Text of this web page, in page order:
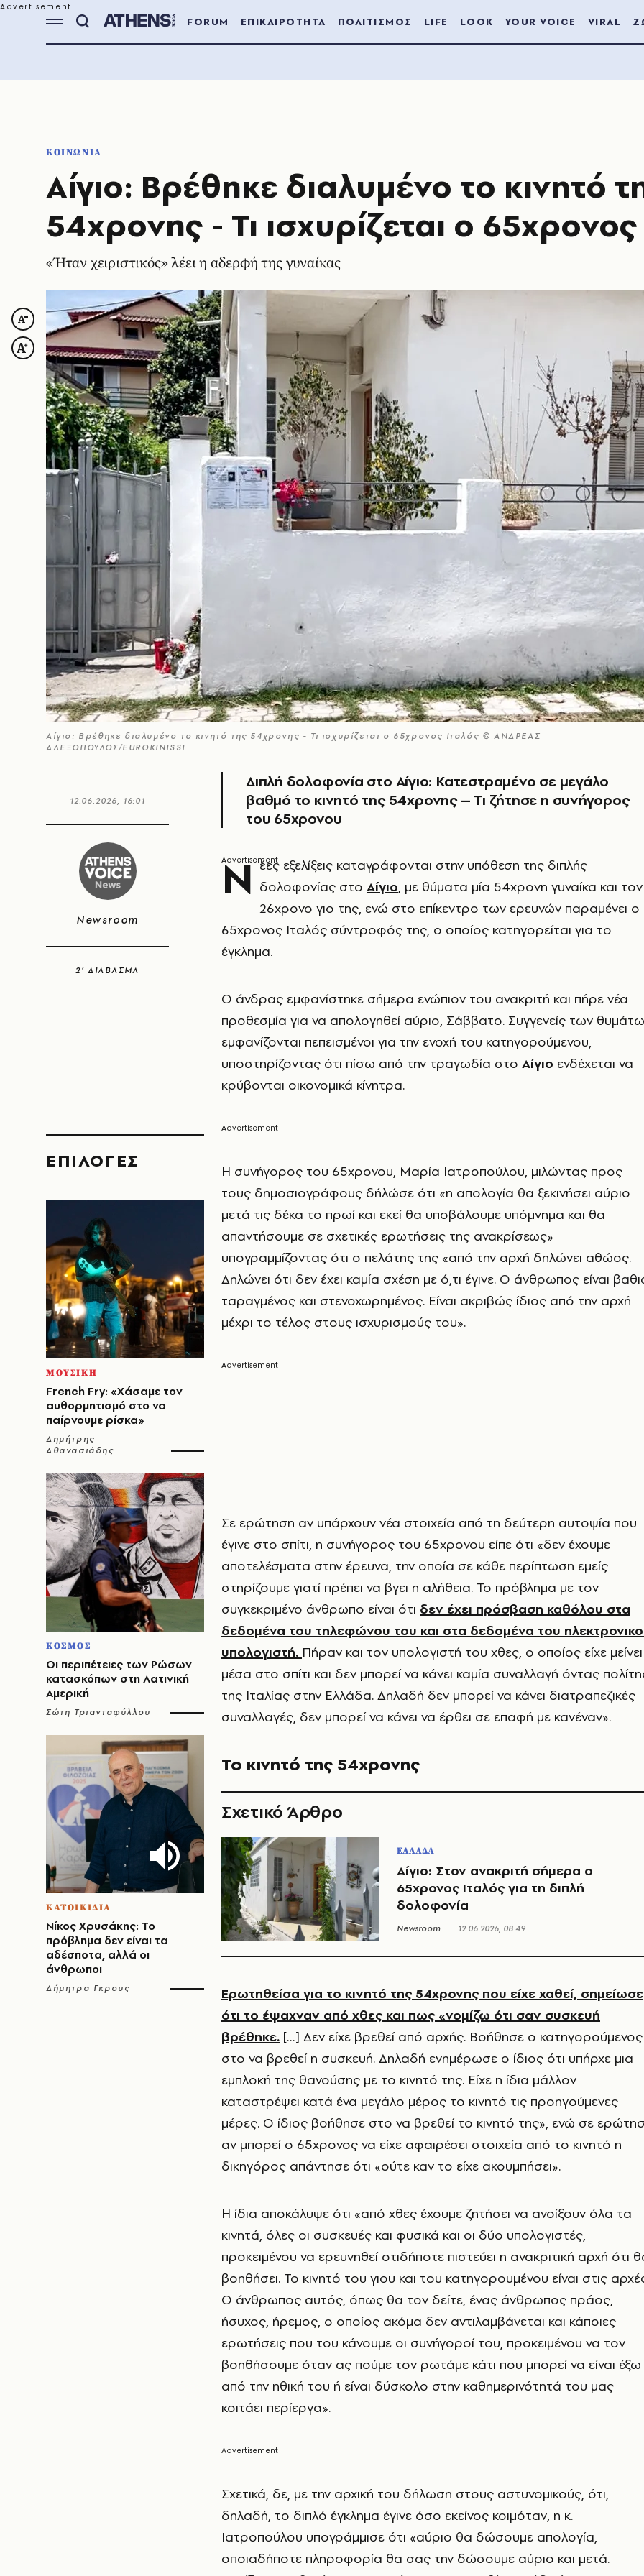
FORUM ΕΠΙΚΑΙΡΟΤΗΤΑ ΠΟΛΙΤΙΣΜΟΣ LIFE LOOK YOUR VOICE VIRAL
ΚΟΙΝΩΝΙΑ
Αίγιο: Βρέθηκε διαλυμένο το κινητό
54χρονης - Τι ισχυρίζεται ο 65χρονος
«Ήταν χειριστικός» λέει η αδερφή της γυναίκας
Αίγιο: Βρέθηκε διαλυμένο το κινητό της 54χρονης - Τι ισχυρίζεται ο 65χρονος Ιταλός © ΑΝΔΡΕΑΣ
ΑΛΕΞΟΠΟΥΛΟΣ/EUROKINISSI
12.06.2026, 16:01
Newsroom
2’ ΔΙΑΒΑΣΜΑ
EΠΙΛΟΓΈΣ
ΜΟΥΣΙΚΗ
French Fry: «Χάσαμε τον
αυθορμητισμό στο να
παίρνουμε ρίσκα»
Δημήτρης
Αθανασιάδης
ΚΟΣΜΟΣ
Οι περιπέτειες των Ρώσων
κατασκόπων στη Λατινική
Αμερική
Σώτη Τριανταφύλλου
ΚΑΤΟΙΚΙΔΙΑ
Νίκος Χρυσάκης: Το
πρόβλημα δεν είναι τα
αδέσποτα, αλλά οι
άνθρωποι
Δήμητρα Γκρους
Διπλή δολοφονία στο Αίγιο: Κατεστραμένο σε μεγάλο
βαθμό το κινητό της 54χρονης – Τι ζήτησε η συνήγορος
του 65χρονου
Ν έες εξελίξεις καταγράφονται στην υπόθεση της διπλής
δολοφονίας στο Αίγιο, με θύματα μία 54χρονη γυναίκα και τον
26χρονο γιο της, ενώ στο επίκεντρο των ερευνών παραμένει ο
65χρονος Ιταλός σύντροφός της, ο οποίος κατηγορείται για το
έγκλημα.
Ο άνδρας εμφανίστηκε σήμερα ενώπιον του ανακριτή και πήρε νέα
προθεσμία για να απολογηθεί αύριο, Σάββατο. Συγγενείς των
εμφανίζονται πεπεισμένοι για την ενοχή του κατηγορούμενου,
υποστηρίζοντας ότι πίσω από την τραγωδία στο Αίγιο ενδέχεται να
κρύβονται οικονομικά κίνητρα.
Η συνήγορος του 65χρονου, Μαρία Ιατροπούλου, μιλώντας προς
τους δημοσιογράφους δήλώσε ότι «η απολογία θα ξεκινήσει αύριο
μετά τις δέκα το πρωί και εκεί θα υποβάλουμε υπόμνημα και θα
απαντήσουμε σε σχετικές ερωτήσεις της ανακρίσεως»
υπογραμμίζοντας ότι ο πελάτης της «από την αρχή δηλώνει αθώος.
Δηλώνει ότι δεν έχει καμία σχέση με ό,τι έγινε. Ο άνθρωπος είναι
ταραγμένος και στενοχωρημένος. Είναι ακριβώς ίδιος από την αρχή
μέχρι το τέλος στους ισχυρισμούς του».
Σε ερώτηση αν υπάρχουν νέα στοιχεία από τη δεύτερη αυτοψία που
έγινε στο σπίτι, η συνήγορος του 65χρονου είπε ότι «δεν έχουμε
αποτελέσματα στην έρευνα, την οποία σε κάθε περίπτωση εμείς
στηρίζουμε γιατί πρέπει να βγει η αλήθεια. Το πρόβλημα με τον
συγκεκριμένο άνθρωπο είναι ότι δεν έχει πρόσβαση καθόλου στα
δεδομένα του τηλεφώνου του και στα δεδομένα του
υπολογιστή. Πήραν και τον υπολογιστή του χθες, ο οποίος είχε μείνει
μέσα στο σπίτι και δεν μπορεί να κάνει καμία συναλλαγή όντας
της Ιταλίας στην Ελλάδα. Δηλαδή δεν μπορεί να κάνει διατραπεζικές
συναλλαγές, δεν μπορεί να κάνει να έρθει σε επαφή με κανέναν».
Το κινητό της 54χρονης
Σχετικό Άρθρο
ΕΛΛΑΔΑ
Αίγιο: Στον ανακριτή σήμερα ο
65χρονος Ιταλός για τη διπλή
δολοφονία
Newsroom 12.06.2026, 08:49
Ερωτηθείσα για το κινητό της 54χρονης που είχε χαθεί, σημείωσε
ότι το έψαχναν από χθες και πως «νομίζω ότι σαν συσκευή
βρέθηκε. […] Δεν είχε βρεθεί από αρχής. Βοήθησε ο κατηγορούμενος
στο να βρεθεί η συσκευή. Δηλαδή ενημέρωσε ο ίδιος ότι υπήρχε μια
εμπλοκή της θανούσης με το κινητό της. Είχε η ίδια μάλλον
καταστρέψει κατά ένα μεγάλο μέρος το κινητό τις προηγούμενες
μέρες. Ο ίδιος βοήθησε στο να βρεθεί το κινητό της», ενώ σε
αν μπορεί ο 65χρονος να είχε αφαιρέσει στοιχεία από το κινητό η
δικηγόρος απάντησε ότι «ούτε καν το είχε ακουμπήσει».
Η ίδια αποκάλυψε ότι «από χθες έχουμε ζητήσει να ανοίξουν όλα τα
κινητά, όλες οι συσκευές και φυσικά και οι δύο υπολογιστές,
προκειμένου να ερευνηθεί οτιδήποτε πιστεύει η ανακριτική αρχή ότι
βοηθήσει. Το κινητό του γιου και του κατηγορουμένου είναι στις
Ο άνθρωπος αυτός, όπως θα τον δείτε, ένας άνθρωπος πράος,
ήσυχος, ήρεμος, ο οποίος ακόμα δεν αντιλαμβάνεται και κάποιες
ερωτήσεις που του κάνουμε οι συνήγοροί του, προκειμένου να τον
βοηθήσουμε όταν ας πούμε τον ρωτάμε κάτι που μπορεί να είναι έξω
από την ηθική του ή είναι δύσκολο στην καθημερινότητά του μας
κοιτάει περίεργα».
Σχετικά, δε, με την αρχική του δήλωση στους αστυνομικούς, ότι,
δηλαδή, το διπλό έγκλημα έγινε όσο εκείνος κοιμόταν, η κ.
Ιατροπούλου υπογράμμισε ότι «αύριο θα δώσουμε απολογία,
οποιαδήποτε πληροφορία θα σας την δώσουμε αύριο και μετά.